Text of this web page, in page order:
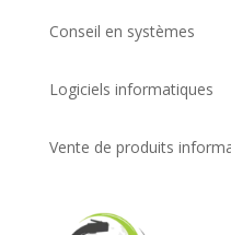
Conseil en systèmes
Logiciels informatiques
Vente de produits